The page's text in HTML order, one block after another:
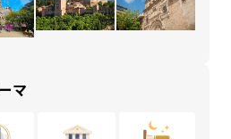
マ